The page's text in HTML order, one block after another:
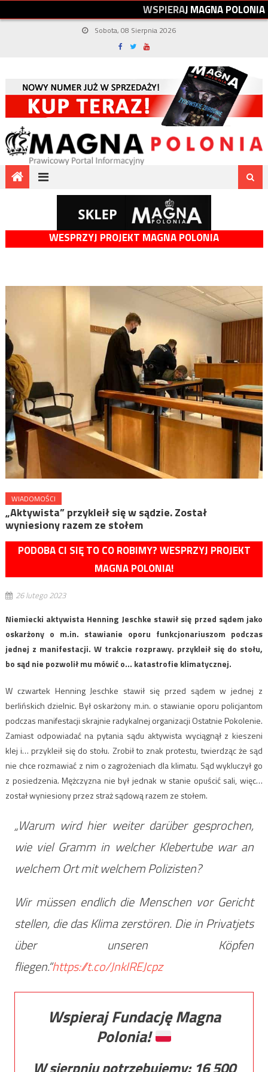
WSPIERAJMAGNAPOLONIA
Sobota, 08 Sierpnia 2026
WESPRZYJ PROJEKT MAGNA POLONIA
WIADOMOŚCI
„Aktywista” przykleił się w sądzie. Został
wyniesiony razem ze stołem
PODOBA CI SIĘ TO CO ROBIMY? WESPRZYJ PROJEKT
MAGNA POLONIA!
26 lutego 2023
Niemiecki aktywista Henning Jeschke stawił się przed sądem jako
oskarżony o m.in. stawianie oporu funkcjonariuszom podczas
jednej z manifestacji. W trakcie rozprawy. przykleił się do stołu,
bo sąd nie pozwolił mu mówić o… katastrofie klimatycznej.
W czwartek Henning Jeschke stawił się przed sądem w jednej z
berlińskich dzielnic. Był oskarżony m.in. o stawianie oporu policjantom
podczas manifestacji skrajnie radykalnej organizacji Ostatnie Pokolenie.
Zamiast odpowiadać na pytania sądu aktywista wyciągnął z kieszeni
klej i… przykleił się do stołu. Zrobił to znak protestu, twierdząc że sąd
nie chce rozmawiać z nim o zagrożeniach dla klimatu. Sąd wykluczył go
z posiedzenia. Mężczyzna nie był jednak w stanie opuścić sali, więc…
został wyniesiony przez straż sądową razem ze stołem.
„Warum wird hier weiter darüber gesprochen,
wie viel Gramm in welcher Klebertube war an
welchem Ort mit welchem Polizisten?
Wir müssen endlich die Menschen vor Gericht
stellen, die das Klima zerstören. Die in Privatjets
über unseren Köpfen
fliegen.“https://t.co/JnkIREJcpz
Wspieraj Fundację Magna
Polonia!